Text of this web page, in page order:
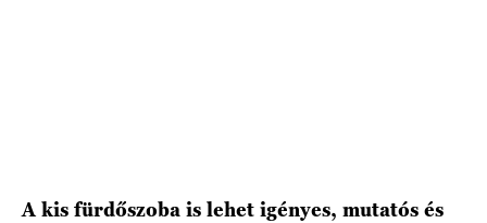
A kis fürdőszoba is lehet igényes, mutatós és